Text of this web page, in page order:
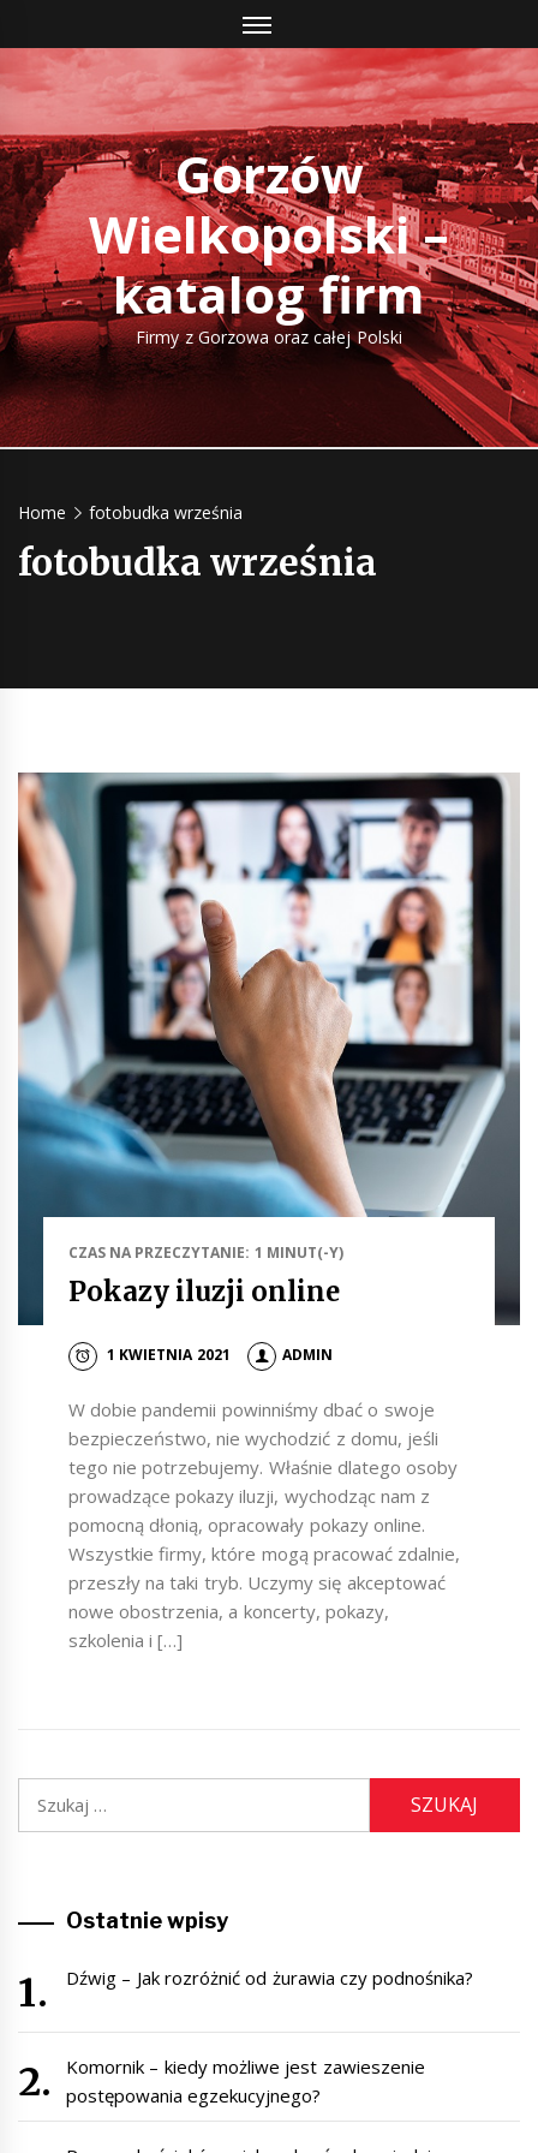
to
content
Gorzów
Wielkopolski –
katalog firm
Firmy z Gorzowa oraz całej Polski
Home fotobudka września
fotobudka września
CZAS NA PRZECZYTANIE: 1 MINUT(-Y)
Pokazy iluzji online
1 KWIETNIA 2021 ADMIN
W dobie pandemii powinniśmy dbać o swoje
bezpieczeństwo, nie wychodzić z domu, jeśli
tego nie potrzebujemy. Właśnie dlatego osoby
prowadzące pokazy iluzji, wychodząc nam z
pomocną dłonią, opracowały pokazy online.
Wszystkie firmy, które mogą pracować zdalnie,
przeszły na taki tryb. Uczymy się akceptować
nowe obostrzenia, a koncerty, pokazy,
szkolenia i […]
Ostatnie wpisy
Dźwig – Jak rozróżnić od żurawia czy podnośnika?
Komornik – kiedy możliwe jest zawieszenie
postępowania egzekucyjnego?